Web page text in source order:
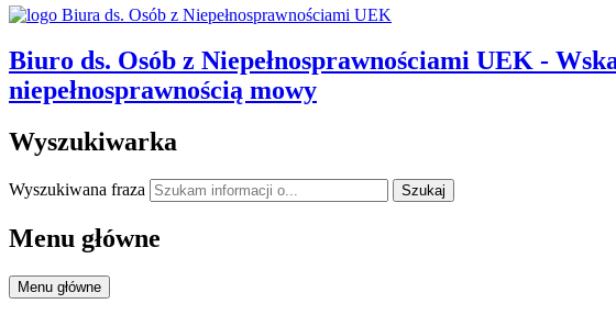
Biuro ds. Osób z Niepełnosprawnościami UEK -
niepełnosprawnością mowy
Wyszukiwarka
Wyszukiwana fraza Szukaj
Menu główne
Menu główne